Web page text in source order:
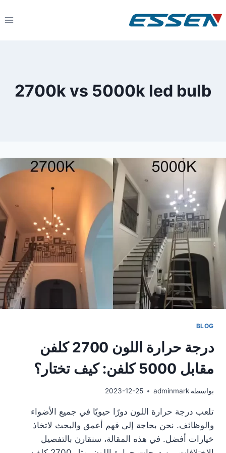
2700k vs 5000k led bulb
BLOG
درجة حرارة اللون 2700 كلفن
مقابل 5000 كلفن: كيف تختار؟
بواسطة adminmark
2023-12-25
تلعب درجة حرارة اللون دورًا حيويًا في جميع الأضواء
والوظائف. نحن بحاجة إلى فهم أعمق والبحث لاتخاذ
خيارات أفضل. في هذه المقالة، سنقارن بالتفصيل